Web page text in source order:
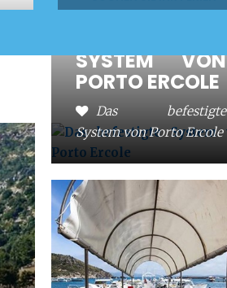
DAS
SYSTEM VON
PORTO ERCOLE
Das befestigte
System von Porto Ercole